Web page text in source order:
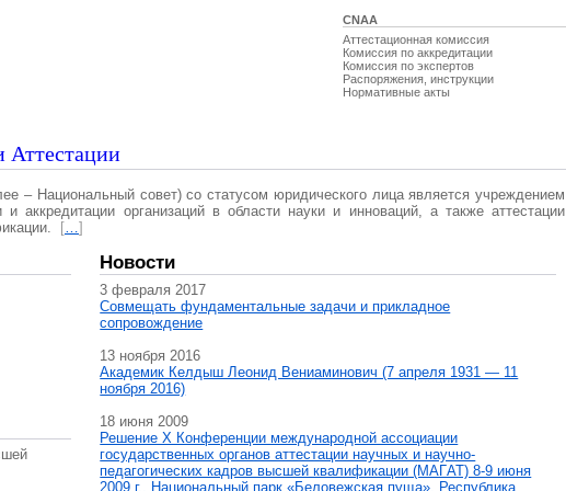
CNAA
Аттестационная комиссия
Комиссия по аккредитации
Комиссия по экспертов
Распоряжения, инструкции
Нормативные акты
Аттестации
– Национальный совет) со статусом юридического лица является учреждением
и аккредитации организаций в области науки и инноваций, а также аттестации
[…]
Новости
3 февраля 2017
Совмещать фундаментальные задачи и прикладное
сопровождение
13 ноября 2016
Академик Келдыш Леонид Вениаминович (7 апреля 1931 — 11
ноября 2016)
18 июня 2009
Решение X Конференции международной ассоциации
государственных органов аттестации научных и научно-
педагогических кадров высшей квалификации (МАГAT) 8-9 июня
2009 г., Национальный парк «Беловежская пуща», Республика